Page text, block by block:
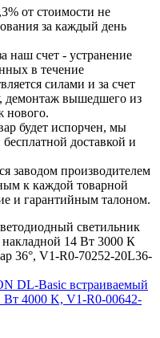
от стоимости не
за каждый день
наш счет - устранение
в течение
силами и за счет
демонтаж вышедшего из
нового.
будет испорчен, мы
доставкой и
заводом производителем
к каждой товарной
и гарантийным талоном.
светильник
14 Вт 3000 К
36°, V1-R0-70252-20L36-
DL-Basic встраиваемый
4000 K, V1-R0-00642-